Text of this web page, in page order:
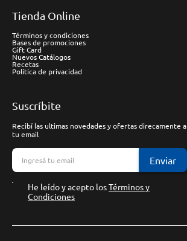
Tienda Online
Términos y condiciones
Bases de promociones
Gift Card
Nuevos Catálogos
Recetas
Política de privacidad
Suscríbite
Recibí las ultimas novedades y ofertas direcamente a
tu email
Enviar
He leído y acepto losTérminos y
Condiciones